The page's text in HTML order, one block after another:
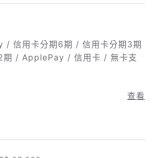
/ 信用卡分期6期 / 信用卡分期3期
/ ApplePay / 信用卡 / 無卡支
查看